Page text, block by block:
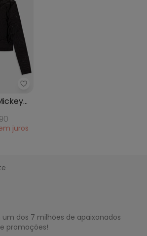
Authoria - Blusa de Tule do
juros
dos 7 milhões de apaixonados
promoções!